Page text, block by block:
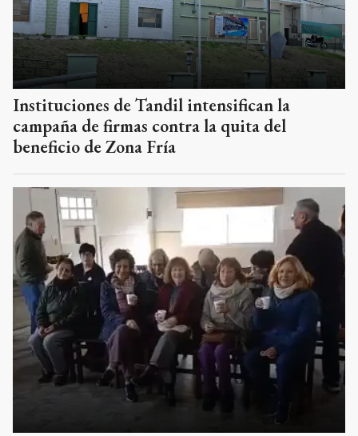
Instituciones de Tandil intensifican la
campaña de firmas contra la quita del
beneficio de Zona Fría